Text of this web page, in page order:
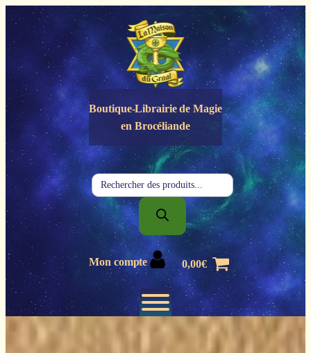
Panneau de gestion des cookies
Boutique-Librairie deMagie
en Brocéliande
Recherche
de
produits
Mon compte 0,00€